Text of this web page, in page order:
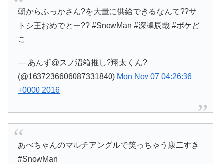
朝からふっかさん?を大量に供給できるなんて??サ
トシ王おめでとー?? #SnowMan #深澤辰哉 #ポケど
こ
— あんず@スノ沼箱推し?翔太くん?
(@1637236606087331840) Mon Nov 07 04:26:36
+0000 2016
あべちゃんのマルチアングルで笑っちゃう康二すき
#SnowMan